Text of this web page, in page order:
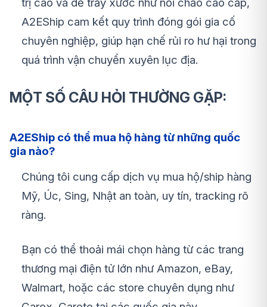
A2EShip cam kết quy trình đóng gói gia cố
chuyên nghiệp, giúp hạn chế rủi ro hư hại trong
quá trình vận chuyển xuyên lục địa.
MỘT SỐ CÂU HỎI THƯỜNG GẶP:
A2EShip có thể mua hộ hàng từ những quốc
gia nào?
Chúng tôi cung cấp dịch vụ mua hộ/ship hàng
Mỹ, Úc, Sing, Nhật an toàn, uy tín, tracking rõ
ràng.
Bạn có thể thoải mái chọn hàng từ các trang
thương mại điện tử lớn như Amazon, eBay,
Walmart, hoặc các store chuyên dụng như